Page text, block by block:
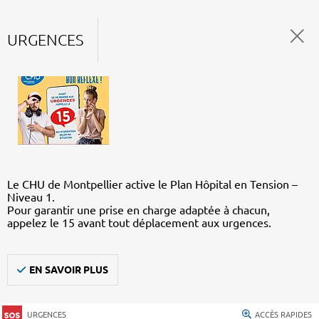
URGENCES
Le CHU de Montpellier active le Plan Hôpital en Tension –
Niveau 1.
Pour garantir une prise en charge adaptée à chacun,
appelez le 15 avant tout déplacement aux urgences.
EN SAVOIR PLUS
URGENCES ACCÈS RAPIDES